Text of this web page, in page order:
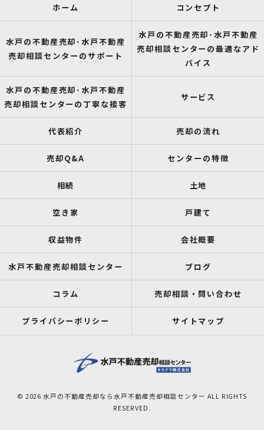
ホーム コンセプト
水戸の不動産売却･水戸不動産
売却相談センターのサポート
水戸の不動産売却･水戸不動産
売却相談センターの最適なアド
バイス
水戸の不動産売却･水戸不動産
売却相談センターの丁寧な接客
サービス
代表紹介 売却の流れ
売却Q&A センターの特徴
相続 土地
空き家 戸建て
収益物件 会社概要
水戸不動産売却相談センター ブログ
コラム 売却相談・問い合わせ
プライバシーポリシー サイトマップ
© 2026 水戸の不動産売却なら水戸不動産売却相談センター ALL RIGHTS
RESERVED.